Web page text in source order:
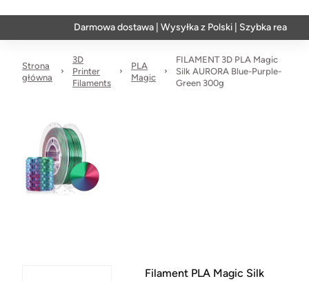
Darmowa dostawa | Wysyłka z Polski | Szybka realizacja w 24h
Strona
główna
3D
Printer
Filaments
PLA
Magic
FILAMENT 3D PLA Magic
Silk AURORA Blue-Purple-
Green 300g
Filament PLA Magic Silk